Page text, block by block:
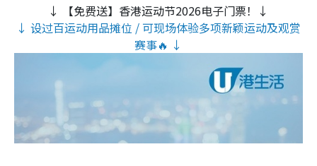
↓ 【免费送】香港运动节2026电子门票！↓
↓ 设过百运动用品摊位 / 可现场体验多项新颖运动及观赏
赛事🔥 ↓